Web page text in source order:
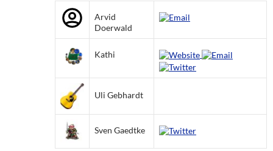
Arvid
Doerwald
Kathi
Uli Gebhardt
Sven Gaedtke